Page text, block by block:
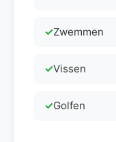
Zwemmen
Vissen
Golfen